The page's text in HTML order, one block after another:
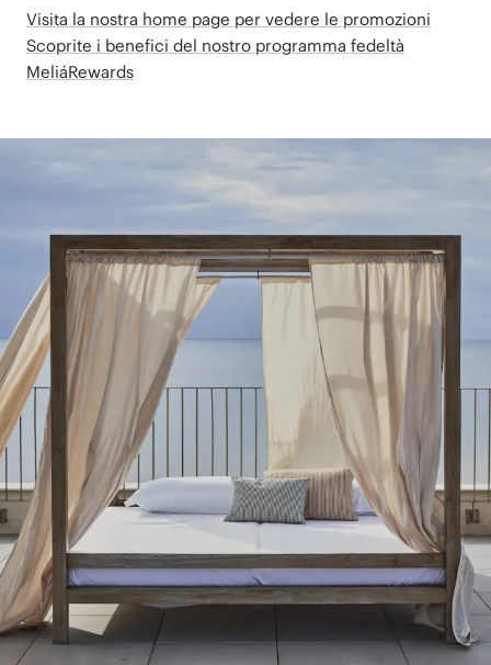
Visita la nostra home page per vedere le promozioni
Scoprite i benefici del nostro programma fedeltà
MeliáRewards